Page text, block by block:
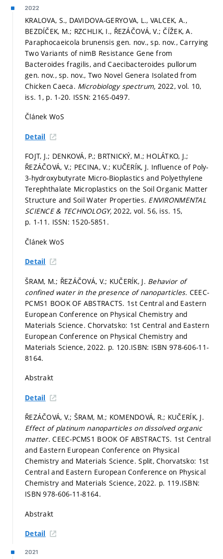
2022
KRALOVA, S., DAVIDOVA-GERYOVA, L., VALCEK, A.,
BEZDÍČEK, M.; RZCHLIK, I., ŘEZÁČOVÁ, V.; ČÍŽEK, A.
Paraphocaeicola brunensis gen. nov., sp. nov., Carrying
Two Variants of nimB Resistance Gene from
Bacteroides fragilis, and Caecibacteroides pullorum
gen. nov., sp. nov., Two Novel Genera Isolated from
Chicken Caeca. Microbiology spectrum, 2022, vol. 10,
iss. 1, p. 1-20. ISSN: 2165-0497.
Článek WoS
Detail
FOJT, J.; DENKOVÁ, P.; BRTNICKÝ, M.; HOLÁTKO, J.;
ŘEZÁČOVÁ, V.; PECINA, V.; KUČERÍK, J. Influence of Poly-
3-hydroxybutyrate Micro-Bioplastics and Polyethylene
Terephthalate Microplastics on the Soil Organic Matter
Structure and Soil Water Properties. ENVIRONMENTAL
SCIENCE & TECHNOLOGY,2022, vol. 56, iss. 15,
p. 1-11. ISSN: 1520-5851.
Článek WoS
Detail
ŠRAM, M.; ŘEZÁČOVÁ, V.; KUČERÍK, J. Behavior of
confined water in the presence of nanoparticles. CEEC-
PCMS1 BOOK OF ABSTRACTS. 1st Central and Eastern
European Conference on Physical Chemistry and
Materials Science. Chorvatsko: 1st Central and Eastern
European Conference on Physical Chemistry and
Materials Science, 2022. p. 120.ISBN: ISBN 978-606-11-
8164.
Abstrakt
Detail
ŘEZÁČOVÁ, V.; ŠRAM, M.; KOMENDOVÁ, R.; KUČERÍK, J.
Effect of platinum nanoparticles on dissolved organic
matter.CEEC-PCMS1 BOOK OF ABSTRACTS. 1st Central
and Eastern European Conference on Physical
Chemistry and Materials Science. Split, Chorvatsko: 1st
Central and Eastern European Conference on Physical
Chemistry and Materials Science, 2022. p. 119.ISBN:
ISBN 978-606-11-8164.
Abstrakt
Detail
2021